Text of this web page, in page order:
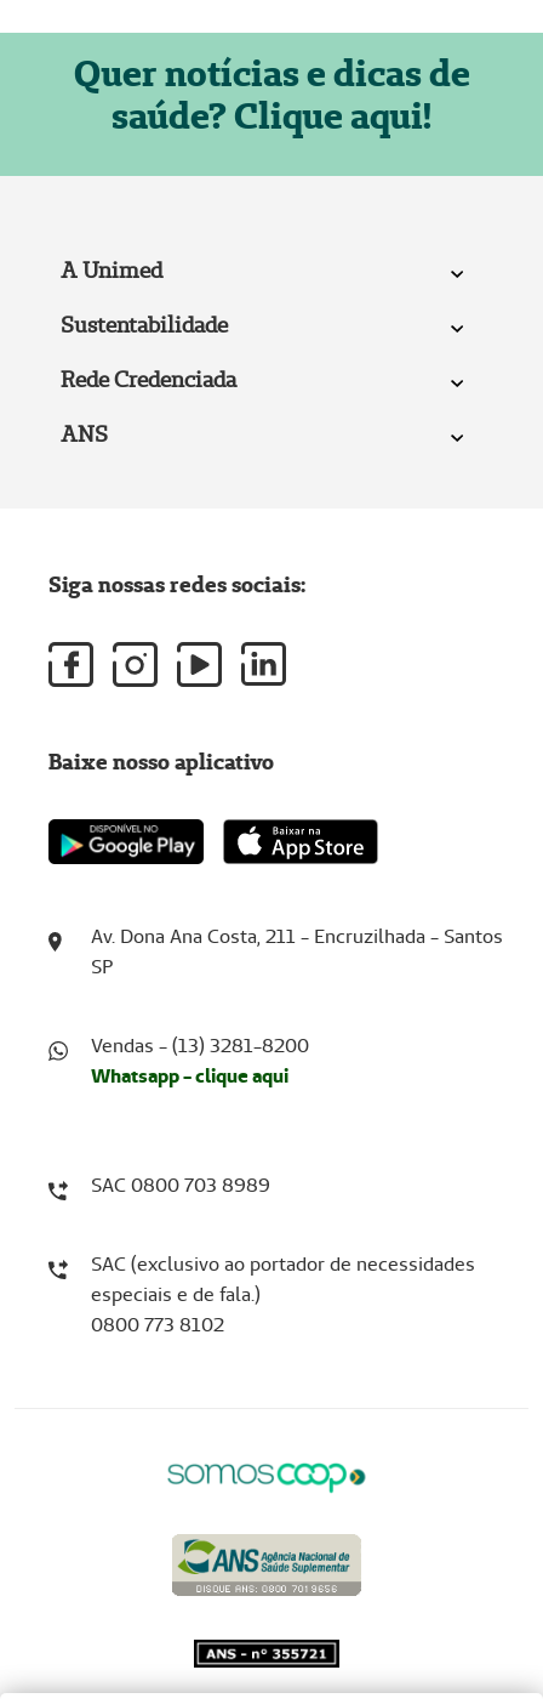
Quer notícias e dicas de
saúde? Clique aqui!
A Unimed
Sustentabilidade
Rede Credenciada
ANS
Av. Dona Ana Costa, 211 - Encruzilhada - Santos
SP
Vendas - (13) 3281-8200
Whatsapp - clique aqui
SAC 0800 703 8989
SAC (exclusivo ao portador de necessidades
especiais e de fala.)
0800 773 8102
Siga nossas redes sociais:
Baixe nosso aplicativo